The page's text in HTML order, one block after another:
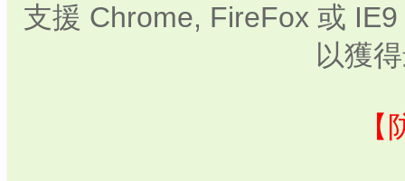
支援 Chrome, FireFox 或
以獲